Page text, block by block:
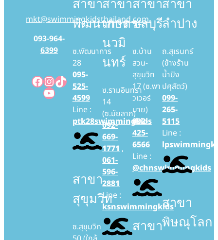
mkt@swimmingkidsthailand.com
093-964-
6399
Facebook
Instagram
TikTok
YouTube
สาขา
พัฒนาการ
ซ.พัฒนาการ
28
095-
525-
4599
Line :
ptk28swimmingkids
สาขา
สุขุมวิท
ซ.สุขุมวิท
สาขา
เกษตร-
นวมิ
นทร์
ซ.รามอินทรา
14
(ซ.มัยลาภ)
092-
669-
1771,
061-
596-
2881
Line :
ksnswimmingkids
สาขา
ชลบุรี
ซ.บ้าน
สวน-
สุขุมวิท
17 (ซ.พา
วเวอร์
บาย)
092-
425-
6566
Line :
@chnswimmingkids
สาขา
สาขา
ลำปาง
ถ.สุเรนทร์
(ข้างร้าน
น้ำปิง
ปศุสัตว์)
099-
265-
5115
Line :
สาขา
พิษณุโลก